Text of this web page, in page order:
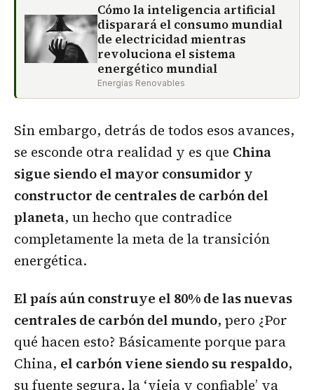
Cómo la inteligencia artificial
disparará el consumo mundial
de electricidad mientras
revoluciona el sistema
energético mundial
Energías Renovables
Sin embargo, detrás de todos esos avances,
se esconde otra realidad y es que China
sigue siendo el mayor consumidor y
constructor de centrales de carbón del
planeta, un hecho que contradice
completamente la meta de la transición
energética.
El país aún construye el 80% de las nuevas
centrales de carbón del mundo, pero ¿Por
qué hacen esto? Básicamente porque para
China, el carbón viene siendo su respaldo,
su fuente segura, la ‘vieja y confiable’ ya